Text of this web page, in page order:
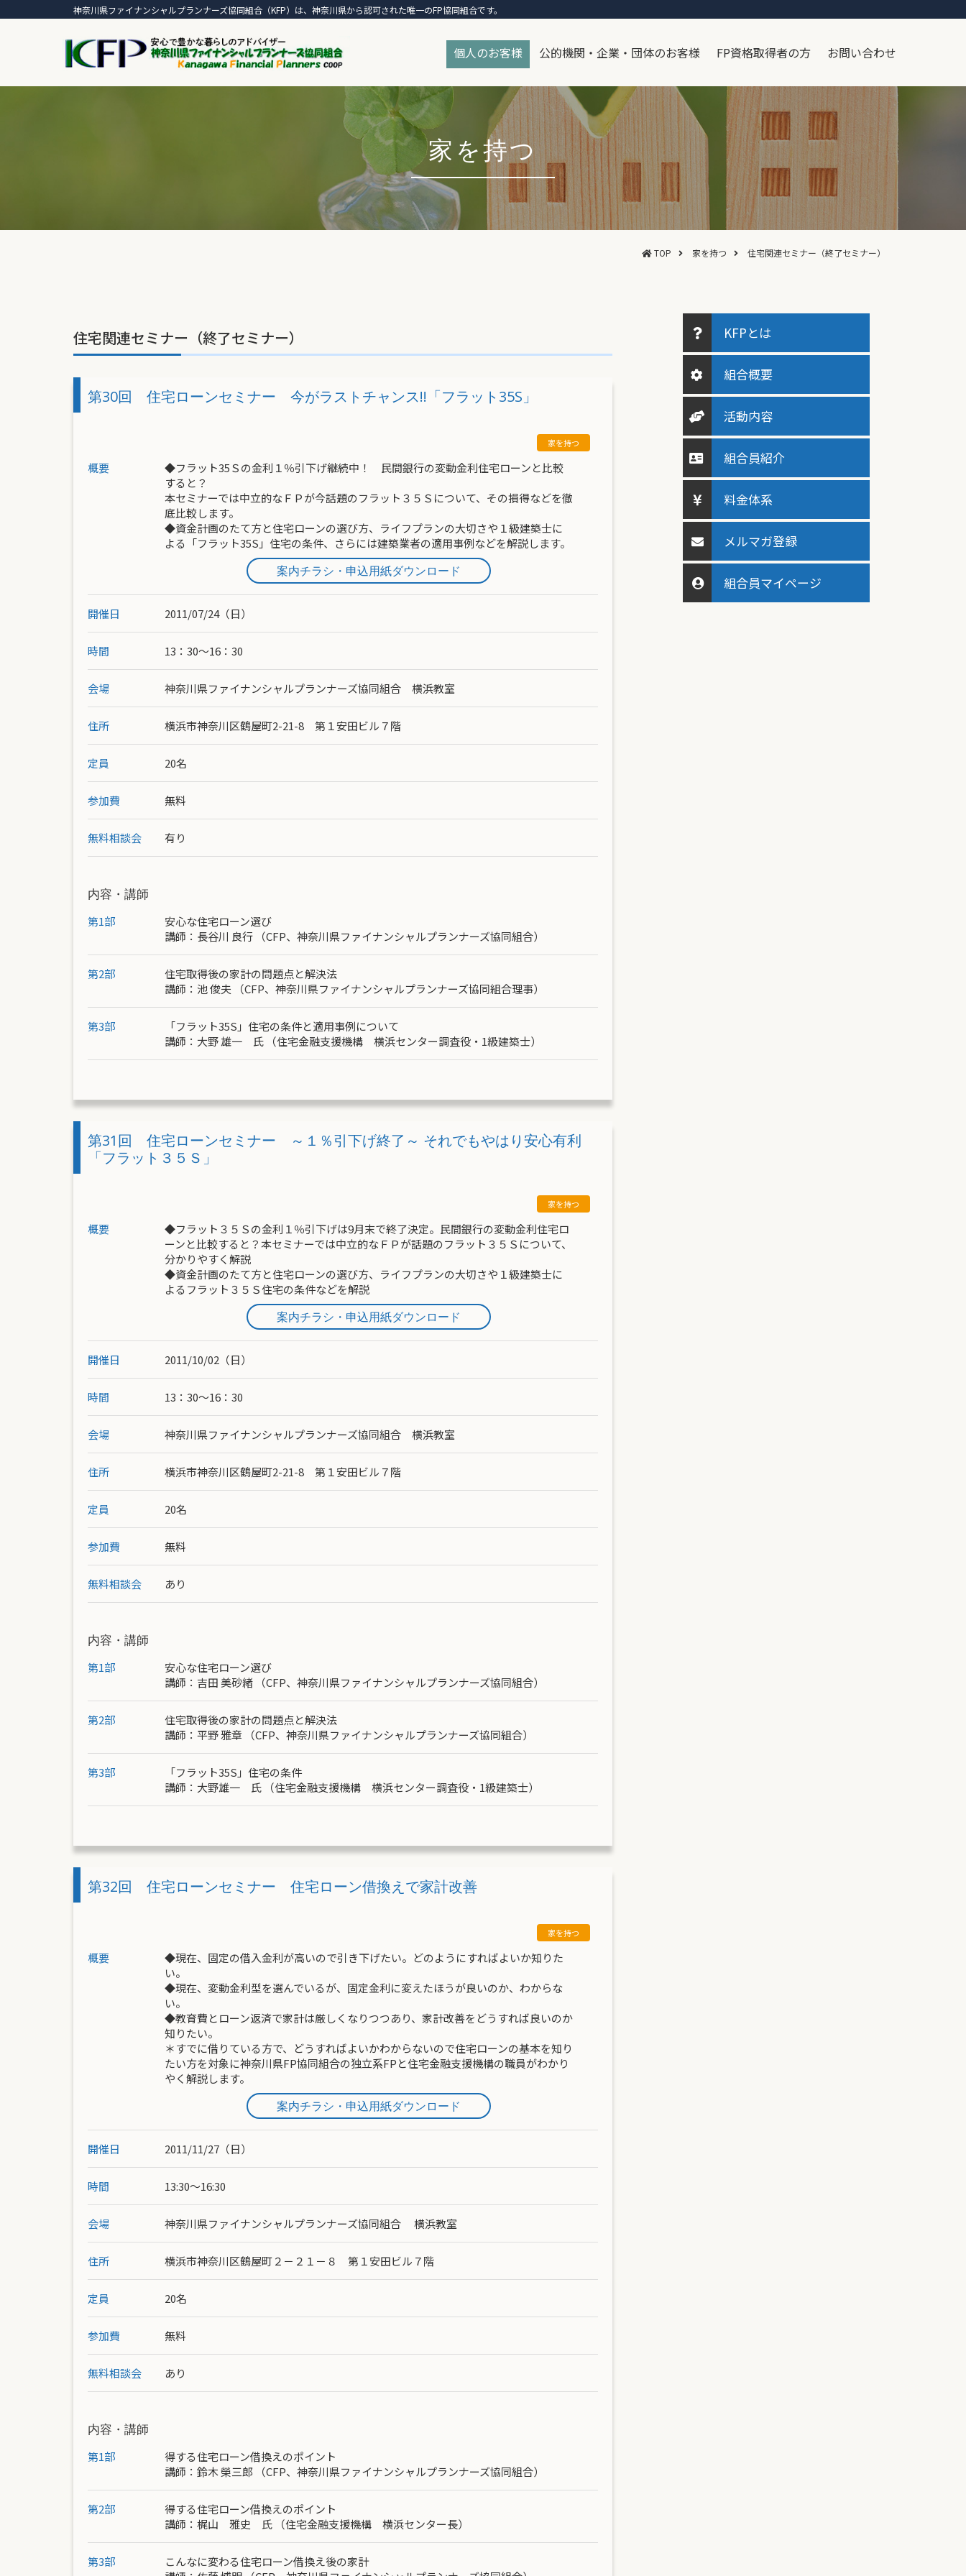
神奈川県ファイナンシャルプランナーズ協同組合（KFP）は、神奈川県から認可された唯一のFP協同組合です。
個人のお客様 公的機関・企業・団体のお客様 FP資格取得者の方 お問い合わせ
家を持つ
TOP 家を持つ 住宅関連セミナー（終了セミナー）
住宅関連セミナー（終了セミナー）
第30回 住宅ローンセミナー 今がラストチャンス!!「フラット35S」
概要
◆フラット35Ｓの金利１％引下げ継続中！ 民間銀行の変動金利住宅ローンと比較
すると？
本セミナーでは中立的なＦＰが今話題のフラット３５Ｓについて、その損得などを徹
底比較します。
◆資金計画のたて方と住宅ローンの選び方、ライフプランの大切さや１級建築士に
よる「フラット35S」住宅の条件、さらには建築業者の適用事例などを解説します。
案内チラシ・申込用紙ダウンロード
開催日 2011/07/24（日）
時間 13：30～16：30
会場 神奈川県ファイナンシャルプランナーズ協同組合 横浜教室
住所 横浜市神奈川区鶴屋町2-21-8 第１安田ビル７階
定員 20名
参加費 無料
無料相談会 有り
内容・講師
第1部
安心な住宅ローン選び
講師： 長谷川 良行（CFP、神奈川県ファイナンシャルプランナーズ協同組合）
第2部
住宅取得後の家計の問題点と解決法
講師： 池 俊夫 （CFP、神奈川県ファイナンシャルプランナーズ協同組合理事）
第3部
「フラット35S」住宅の条件と適用事例について
講師：大野 雄一 氏 （住宅金融支援機構横浜センター調査役・1級建築士）
第31回 住宅ローンセミナー ～１％引下げ終了～ それでもやはり安心有利
「フラット３５Ｓ」
概要
◆フラット３５Ｓの金利１％引下げは9月末で終了決定。民間銀行の変動金利住宅ロ
ーンと比較すると？本セミナーでは中立的なＦＰが話題のフラット３５Ｓについて、
分かりやすく解説
◆資金計画のたて方と住宅ローンの選び方、ライフプランの大切さや１級建築士に
よるフラット３５Ｓ住宅の条件などを解説
案内チラシ・申込用紙ダウンロード
開催日 2011/10/02（日）
時間 13：30～16：30
会場 神奈川県ファイナンシャルプランナーズ協同組合 横浜教室
住所 横浜市神奈川区鶴屋町2-21-8 第１安田ビル７階
定員 20名
参加費 無料
無料相談会 あり
内容・講師
第1部
安心な住宅ローン選び
講師： 吉田 美砂緒（CFP、神奈川県ファイナンシャルプランナーズ協同組合）
第2部
住宅取得後の家計の問題点と解決法
講師： 平野 雅章 （CFP、神奈川県ファイナンシャルプランナーズ協同組合）
第3部
「フラット35S」住宅の条件
講師：大野雄一 氏 （住宅金融支援機構横浜センター調査役・1級建築士）
第32回 住宅ローンセミナー 住宅ローン借換えで家計改善
概要
◆現在、固定の借入金利が高いので引き下げたい。どのようにすればよいか知りた
い。
◆現在、変動金利型を選んでいるが、固定金利に変えたほうが良いのか、わからな
い。
◆教育費とローン返済で家計は厳しくなりつつあり、家計改善をどうすれば良いのか
知りたい。
＊すでに借りている方で、どうすればよいかわからないので住宅ローンの基本を知り
たい方を対象に神奈川県FP協同組合の独立系FPと住宅金融支援機構の職員がわかり
やく解説します。
案内チラシ・申込用紙ダウンロード
開催日 2011/11/27（日）
時間 13:30～16:30
会場 神奈川県ファイナンシャルプランナーズ協同組合 横浜教室
住所 横浜市神奈川区鶴屋町２－２１－８ 第１安田ビル７階
定員 20名
参加費 無料
無料相談会 あり
内容・講師
第1部
得する住宅ローン借換えのポイント
講師： 鈴木 榮三郎 （CFP、神奈川県ファイナンシャルプランナーズ協同組合）
第2部
得する住宅ローン借換えのポイント
講師：梶山 雅史 氏 （住宅金融支援機構横浜センター長）
第3部
こんなに変わる住宅ローン借換え後の家計
KFPとは
組合概要
活動内容
組合員紹介
料金体系
メルマガ登録
組合員マイページ